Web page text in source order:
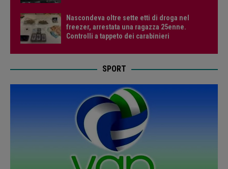
Nascondeva oltre sette etti di droga nel
freezer, arrestata una ragazza 25enne.
Controlli a tappeto dei carabinieri
SPORT